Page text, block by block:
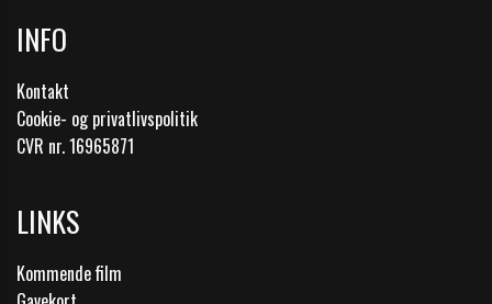
INFO
Kontakt
Cookie- og privatlivspolitik
CVR nr. 16965871
LINKS
Kommende film